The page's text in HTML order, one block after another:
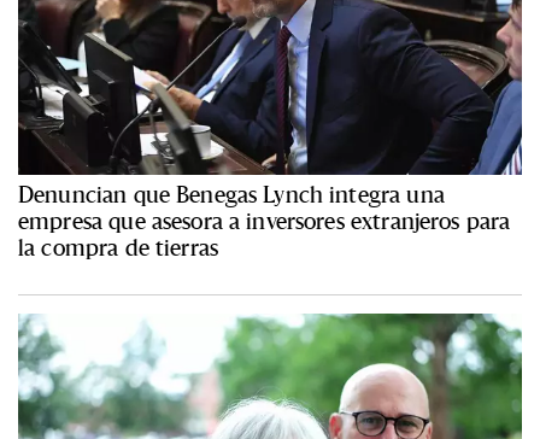
Denuncian que Benegas Lynch integra una
empresa que asesora a inversores extranjeros para
la compra de tierras